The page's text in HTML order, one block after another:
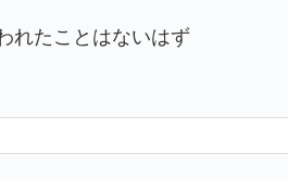
れたことはないはず